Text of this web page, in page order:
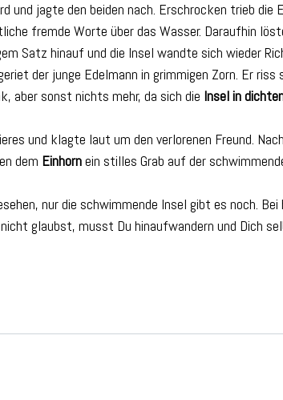
und jagte den beiden nach. Erschrocken trieb
fremde Worte über das Wasser. Daraufhin
Satz hinauf und die Insel wandte sich wieder
der junge Edelmann in grimmigen Zorn. Er riss
aber sonst nichts mehr, da sich die Insel in
und klagte laut um den verlorenen Freund.
dem Einhornein stilles Grab auf der
nur die schwimmende Insel gibt es noch.
glaubst, musst Du hinaufwandern und Dich